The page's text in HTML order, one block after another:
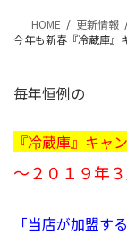
HOME 更新情報
今年も新春『冷蔵庫』
毎年恒例の
『冷蔵庫』キャ
～２０１９年
「当店が加盟す